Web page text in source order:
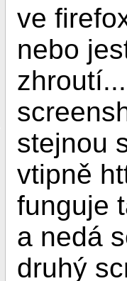
ve
nebo
stejnou
vtipně
funguje
a nedá
druhý